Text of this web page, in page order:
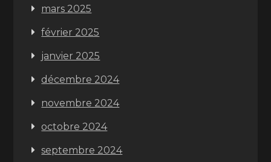
mars 2025
février 2025
janvier 2025
décembre 2024
novembre 2024
octobre 2024
septembre 2024